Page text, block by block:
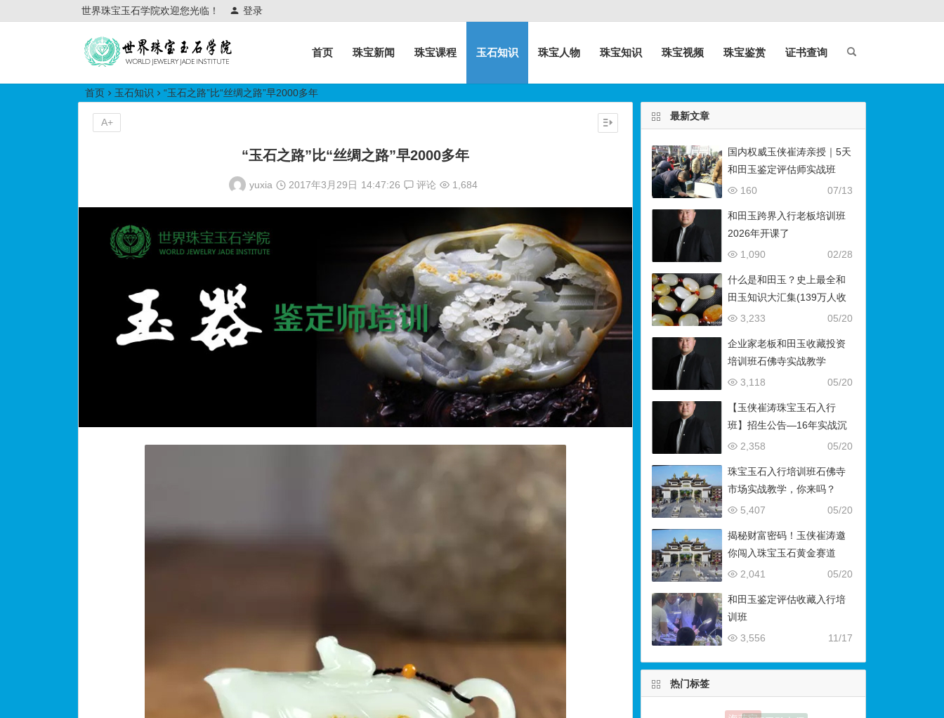
世界珠宝玉石学院欢迎您光临！ 登录
世界珠宝玉石学院培训中心
首页 珠宝新闻 珠宝课程 玉石知识 珠宝人物 珠宝知识 珠宝视频 珠宝鉴赏 证书查询
首页 玉石知识 “玉石之路”比“丝绸之路”早2000多年
“玉石之路”比“丝绸之路”早2000多年
yuxia 2017年3月29日 14:47:26 评论 1,684
A+
最新文章
国内权威玉侠崔涛亲授｜5天
和田玉鉴定评估师实战班
（石佛寺9月开班）
07/13
160
和田玉跨界入行老板培训班
2026年开课了
02/28
1,090
什么是和田玉？史上最全和
田玉知识大汇集(139万人收
藏）
05/20
3,233
企业家老板和田玉收藏投资
培训班石佛寺实战教学
05/20
3,118
【玉侠崔涛珠宝玉石入行
班】招生公告—16年实战沉
淀，助你叩开财富与传承之
05/20
2,358
珠宝玉石入行培训班石佛寺
市场实战教学，你来吗？
05/20
5,407
揭秘财富密码！玉侠崔涛邀
你闯入珠宝玉石黄金赛道
05/20
2,041
和田玉鉴定评估收藏入行培
训班
11/17
3,556
热门标签